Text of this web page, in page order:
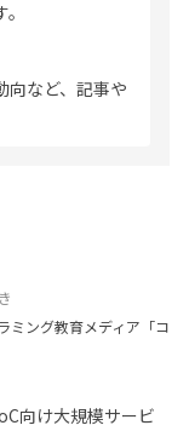
向など、記事や
ミング教育メディア「コ
向け大規模サービ